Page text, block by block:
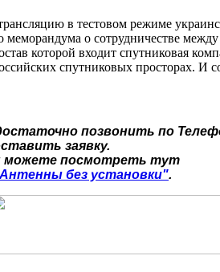
в тестовом режиме
меморандума о сотрудничестве
которой входит спутниковая
спутниковых просторах. И
позвонить по
заявку.
можете посмотреть тут
без установки".